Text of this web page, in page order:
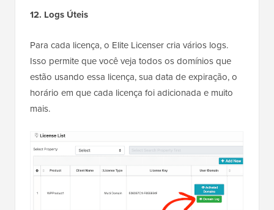
12. Logs Úteis
Para cada licença, o Elite Licenser cria vários logs.
Isso permite que você veja todos os domínios que
estão usando essa licença, sua data de expiração, o
horário em que cada licença foi adicionada e muito
mais.